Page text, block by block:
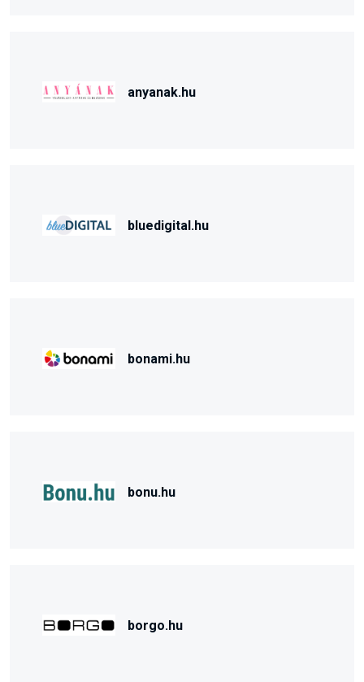
anyanak.hu
bluedigital.hu
bonami.hu
bonu.hu
borgo.hu